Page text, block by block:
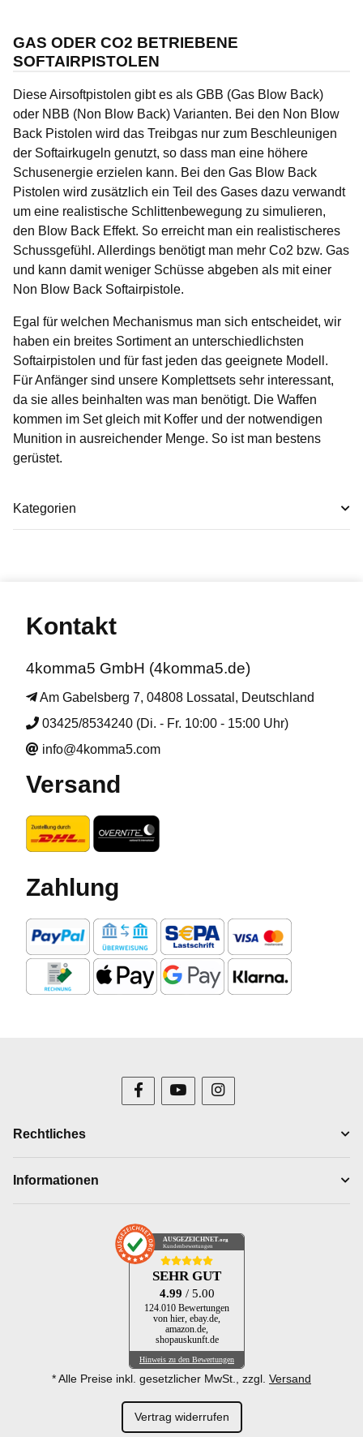
GAS ODER CO2 BETRIEBENE
SOFTAIRPISTOLEN
Diese Airsoftpistolen gibt es als GBB (Gas Blow Back)
oder NBB (Non Blow Back) Varianten. Bei den Non Blow
Back Pistolen wird das Treibgas nur zum Beschleunigen
der Softairkugeln genutzt, so dass man eine höhere
Schusenergie erzielen kann. Bei den Gas Blow Back
Pistolen wird zusätzlich ein Teil des Gases dazu verwandt
um eine realistische Schlittenbewegung zu simulieren,
den Blow Back Effekt. So erreicht man ein realistischeres
Schussgefühl. Allerdings benötigt man mehr Co2 bzw. Gas
und kann damit weniger Schüsse abgeben als mit einer
Non Blow Back Softairpistole.
Egal für welchen Mechanismus man sich entscheidet, wir
haben ein breites Sortiment an unterschiedlichsten
Softairpistolen und für fast jeden das geeignete Modell.
Für Anfänger sind unsere Komplettsets sehr interessant,
da sie alles beinhalten was man benötigt. Die Waffen
kommen im Set gleich mit Koffer und der notwendigen
Munition in ausreichender Menge. So ist man bestens
gerüstet.
Kategorien
Kontakt
4komma5 GmbH (4komma5.de)
Am Gabelsberg 7, 04808 Lossatal, Deutschland
03425/8534240 (Di. - Fr. 10:00 - 15:00 Uhr)
info@4komma5.com
Versand
Zahlung
Rechtliches
Informationen
AUSGEZEICHNET .org
Kundenbewertungen
SEHR GUT
4.99 / 5.00
124.010 Bewertungen
von hier, ebay.de,
amazon.de,
shopauskunft.de
Hinweis zu den Bewertungen
* Alle Preise inkl. gesetzlicher MwSt., zzgl. Versand
Vertrag widerrufen